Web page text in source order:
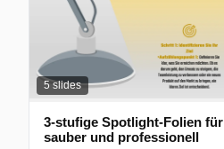
5 slides
3-stufige Spotlight-Folien
sauber und professionell